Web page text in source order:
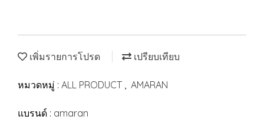
เพิ่มรายการโปรด เปรียบเทียบ
หมวดหมู่ : ALL PRODUCT , AMARAN
แบรนด์ : amaran